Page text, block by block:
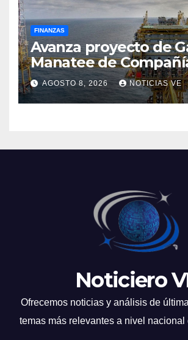
FINANZAS
Avanza proyecto de
Manatee de
Nacional de Gas de
Tobago
AGOSTO 8, 2026 NOTICIAS VE
Noticiero
Ofrecemos noticias y análisis de
temas más relevantes a nivel nacional